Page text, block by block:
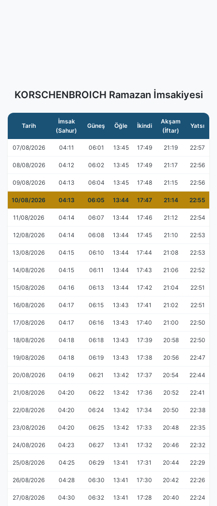
KORSCHENBROICH Ramazan İmsakiyesi
Tarih
İmsak
(Sahur)
Güneş Öğle İkindi
Akşam
(İftar)
Yatsı
07/08/2026 04:11 06:01 13:45 17:49 21:19 22:57
08/08/2026 04:12 06:02 13:45 17:49 21:17 22:56
09/08/2026 04:13 06:04 13:45 17:48 21:15 22:56
10/08/2026 04:13 06:05 13:44 17:47 21:14 22:55
11/08/2026 04:14 06:07 13:44 17:46 21:12 22:54
12/08/2026 04:14 06:08 13:44 17:45 21:10 22:53
13/08/2026 04:15 06:10 13:44 17:44 21:08 22:53
14/08/2026 04:15 06:11 13:44 17:43 21:06 22:52
15/08/2026 04:16 06:13 13:44 17:42 21:04 22:51
16/08/2026 04:17 06:15 13:43 17:41 21:02 22:51
17/08/2026 04:17 06:16 13:43 17:40 21:00 22:50
18/08/2026 04:18 06:18 13:43 17:39 20:58 22:50
19/08/2026 04:18 06:19 13:43 17:38 20:56 22:47
20/08/2026 04:19 06:21 13:42 17:37 20:54 22:44
21/08/2026 04:20 06:22 13:42 17:36 20:52 22:41
22/08/2026 04:20 06:24 13:42 17:34 20:50 22:38
23/08/2026 04:20 06:25 13:42 17:33 20:48 22:35
24/08/2026 04:23 06:27 13:41 17:32 20:46 22:32
25/08/2026 04:25 06:29 13:41 17:31 20:44 22:29
26/08/2026 04:28 06:30 13:41 17:30 20:42 22:26
27/08/2026 04:30 06:32 13:41 17:28 20:40 22:24